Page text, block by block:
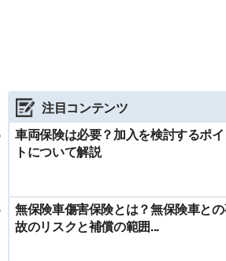
注目コンテンツ
車両保険は必要？加入を検討するポ
トについて解説
無保険車傷害保険とは？無保険車と
故のリスクと補償の範囲...